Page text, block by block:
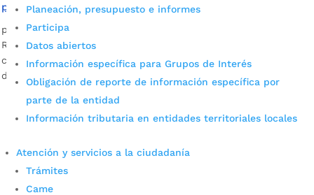
Planeación, presupuesto e informes
Participa
Datos abiertos
Información específica para Grupos de Interés
Obligación de reporte de información específica por
parte de la entidad
Información tributaria en entidades territoriales locales
Atención y servicios a la ciudadanía
Trámites
Came
pendientes del 2020
por Pilar Mejía
Revise, puede ser uno de los beneficiarios que no han
cobrado el giro de Ingreso Solidario. ¡Ojo! No deje perder el
dinero de este beneficio.